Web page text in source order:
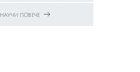
НАУЧИ ПОВЕЧЕ